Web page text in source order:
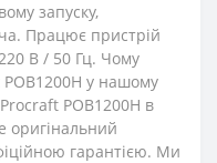
запуску,
Працює пристрій
В / 50 Гц. Чому
у нашому
POB1200H в
оригінальний
гарантією. Ми